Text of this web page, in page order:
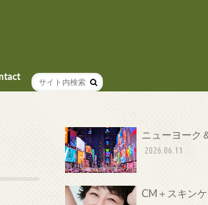
ニューヨーク
2026.06.11
CM＋スキン